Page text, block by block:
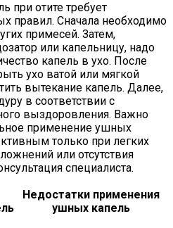
при отите требует
правил. Сначала необходимо
примесей. Затем,
или капельницу, надо
капель в ухо. После
ухо ватой или мягкой
вытекание капель. Далее,
в соответствии с
выздоровления. Важно
применение ушных
только при легких
или отсутствия
специалиста.
Недостатки применения
ушных капель